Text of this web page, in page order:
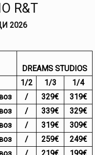
R&T
2026
DREAMS STUDIOS
1/2 1/3
1/4
/ 329€ 319€
/ 339€ 329€
/ 319€ 309€
/ 259€ 249€